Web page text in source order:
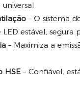
– O sistema
estável, segura
– Maximiza a
HSE – Confiável,